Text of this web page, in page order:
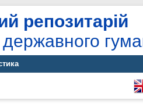
репозитарій